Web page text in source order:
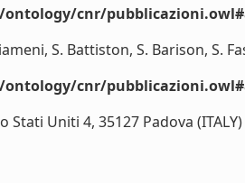
cnr/
S. Battiston, S. Barison, S.
cnr/
Stati Uniti 4, 35127 Padova